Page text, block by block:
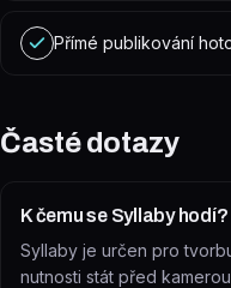
Přímé publikování
Časté dotazy
K čemu se Syllaby hodí?
Syllaby je určen pro
nutnosti stát před